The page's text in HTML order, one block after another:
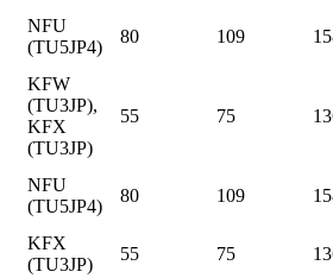
NFU
(TU5JP4)
80 109
KFW
(TU3JP),
KFX
(TU3JP)
55 75
NFU
(TU5JP4)
80 109
KFX
(TU3JP)
55 75